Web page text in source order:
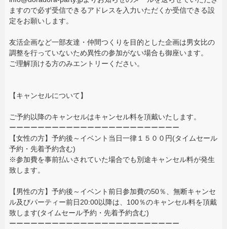
ますので必ず受信できるアドレスを入力いただくか受信できる設
定をお願いします。
友活企画など一部友達・仲間つくりを目的とした企画は男女比の
調整を行っていないため異性の参加がない場合も御座います。
ご理解頂ける方のみエントリーください。
【キャンセルについて】
ご予約以降のキャンセルはキャンセル料を頂戴いたします。
ーーーーーーーーーーーーーーーーーーーーーーーー
【女性の方】予約後～イベント当日一律１５００円(タイムセール
予約・先着予約含む)
※参加費を事前払いされていた場合でも別途キャンセル料が発生
致します。
【男性の方】予約後～イベント前日参加費の50％、無断キャンセ
ル及びパーティー前日20:00以降は、100％のキャンセル料を頂戴
致します(タイムセール予約・先着予約含む)
ーーーーーーーーーーーーーーーーーーーーーーーー